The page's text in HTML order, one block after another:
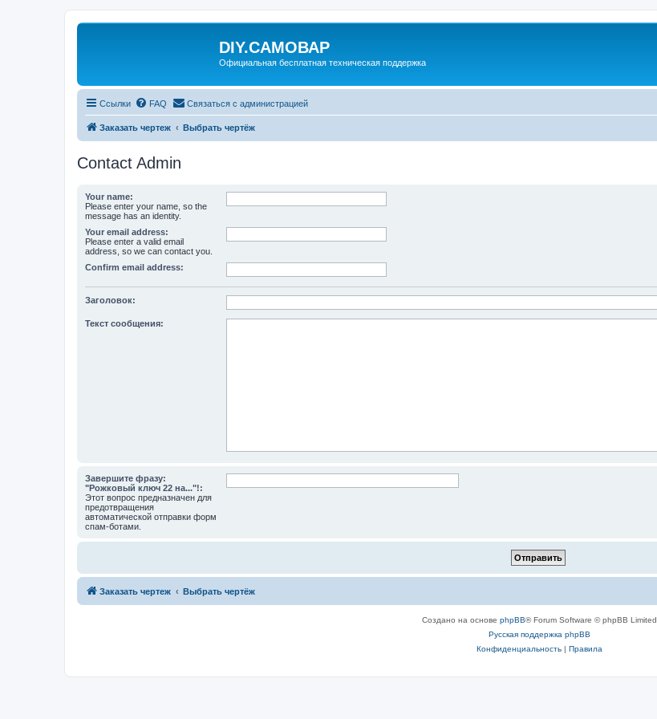
DIY.САМОВАР
Официальная бесплатная техническая поддержка
Ссылки FAQ Связаться с администрацией
Заказать чертеж Выбрать чертёж
Contact Admin
Your name:
Please enter your name, so the
message has an identity.
Your email address:
Please enter a valid email
address, so we can contact you.
Confirm email address:
Заголовок:
Текст сообщения:
Завершите фразу:
"Рожковый ключ 22 на..."!:
Этот вопрос предназначен для
предотвращения
автоматической отправки форм
спам-ботами.
Заказать чертеж Выбрать чертёж
Создано на основе phpBB® Forum Software © phpBB Limited
Русская поддержка phpBB
Конфиденциальность| Правила